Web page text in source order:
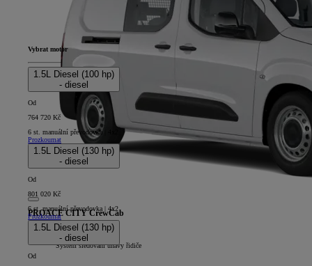
PROACE CITY CrewCab
5D - CrewCab Long
+
Systém sledování únavy řidiče
Vybrat motor
1.5L Diesel (100 hp)
- diesel
Od
764 720 Kč
6 st. manuální převodovka | 4x2
Prozkoumat
1.5L Diesel (130 hp)
- diesel
Od
801 020 Kč
6 st. manuální převodovka | 4x2
Prozkoumat
1.5L Diesel (130 hp)
- diesel
Od